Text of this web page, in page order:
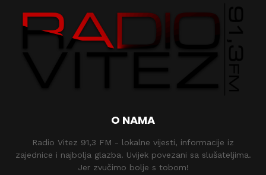
O NAMA
Radio Vitez 91,3 FM - lokalne vijesti, informacije iz
zajednice i najbolja glazba. Uvijek povezani sa slušateljima.
Jer zvučimo bolje s tobom!